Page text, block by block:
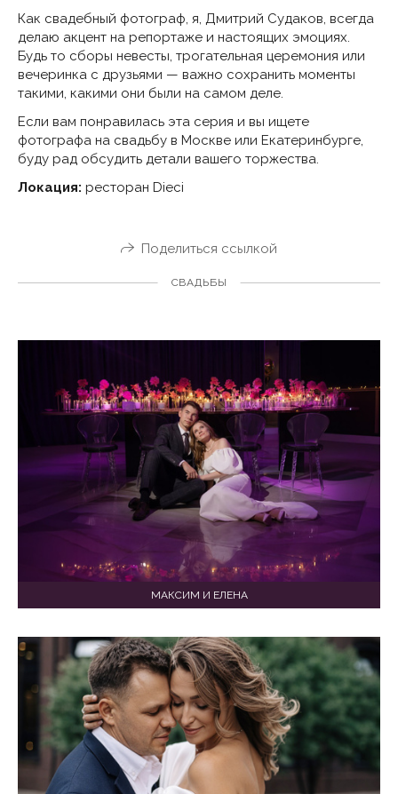
Как свадебный фотограф, я, Дмитрий Судаков, всегда
делаю акцент на репортаже и настоящих эмоциях.
Будь то сборы невесты, трогательная церемония или
вечеринка с друзьями — важно сохранить моменты
такими, какими они были на самом деле.
Если вам понравилась эта серия и вы ищете
фотографа на свадьбу в Москве или Екатеринбурге,
буду рад обсудить детали вашего торжества.
Локация: ресторан Dieci
Поделиться ссылкой
СВАДЬБЫ
МАКСИМ И ЕЛЕНА